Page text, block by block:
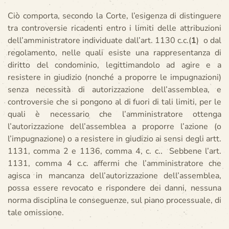
Ciò comporta, secondo la Corte, l’esigenza di distinguere
tra controversie ricadenti entro i limiti delle attribuzioni
dell’amministratore individuate dall’art. 1130 c.c.(1) o dal
regolamento, nelle quali esiste una rappresentanza di
diritto del condominio, legittimandolo ad agire e a
resistere in giudizio (nonché a proporre le impugnazioni)
senza necessità di autorizzazione dell’assemblea, e
controversie che si pongono al di fuori di tali limiti, per le
quali è necessario che l’amministratore ottenga
l’autorizzazione dell’assemblea a proporre l’azione (o
l’impugnazione) o a resistere in giudizio ai sensi degli artt.
1131, comma 2 e 1136, comma 4, c. c.. Sebbene l’art.
1131, comma 4 c.c. affermi che l’amministratore che
agisca in mancanza dell’autorizzazione dell’assemblea,
possa essere revocato e rispondere dei danni, nessuna
norma disciplina le conseguenze, sul piano processuale, di
tale omissione.